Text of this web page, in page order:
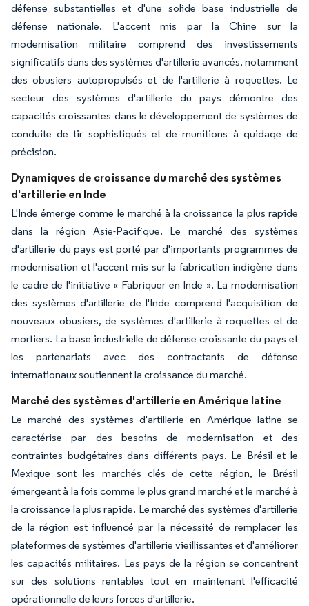
défense substantielles et d'une solide base industrielle de
défense nationale. L'accent mis par la Chine sur la
modernisation militaire comprend des investissements
significatifs dans des systèmes d'artillerie avancés, notamment
des obusiers autopropulsés et de l'artillerie à roquettes. Le
secteur des systèmes d'artillerie du pays démontre des
capacités croissantes dans le développement de systèmes de
conduite de tir sophistiqués et de munitions à guidage de
précision.
Dynamiques de croissance du marché des systèmes
d'artillerie en Inde
L'Inde émerge comme le marché à la croissance la plus rapide
dans la région Asie-Pacifique. Le marché des systèmes
d'artillerie du pays est porté par d'importants programmes de
modernisation et l'accent mis sur la fabrication indigène dans
le cadre de l'initiative « Fabriquer en Inde ». La modernisation
des systèmes d'artillerie de l'Inde comprend l'acquisition de
nouveaux obusiers, de systèmes d'artillerie à roquettes et de
mortiers. La base industrielle de défense croissante du pays et
les partenariats avec des contractants de défense
internationaux soutiennent la croissance du marché.
Marché des systèmes d'artillerie en Amérique latine
Le marché des systèmes d'artillerie en Amérique latine se
caractérise par des besoins de modernisation et des
contraintes budgétaires dans différents pays. Le Brésil et le
Mexique sont les marchés clés de cette région, le Brésil
émergeant à la fois comme le plus grand marché et le marché à
la croissance la plus rapide. Le marché des systèmes d'artillerie
de la région est influencé par la nécessité de remplacer les
plateformes de systèmes d'artillerie vieillissantes et d'améliorer
les capacités militaires. Les pays de la région se concentrent
sur des solutions rentables tout en maintenant l'efficacité
opérationnelle de leurs forces d'artillerie.